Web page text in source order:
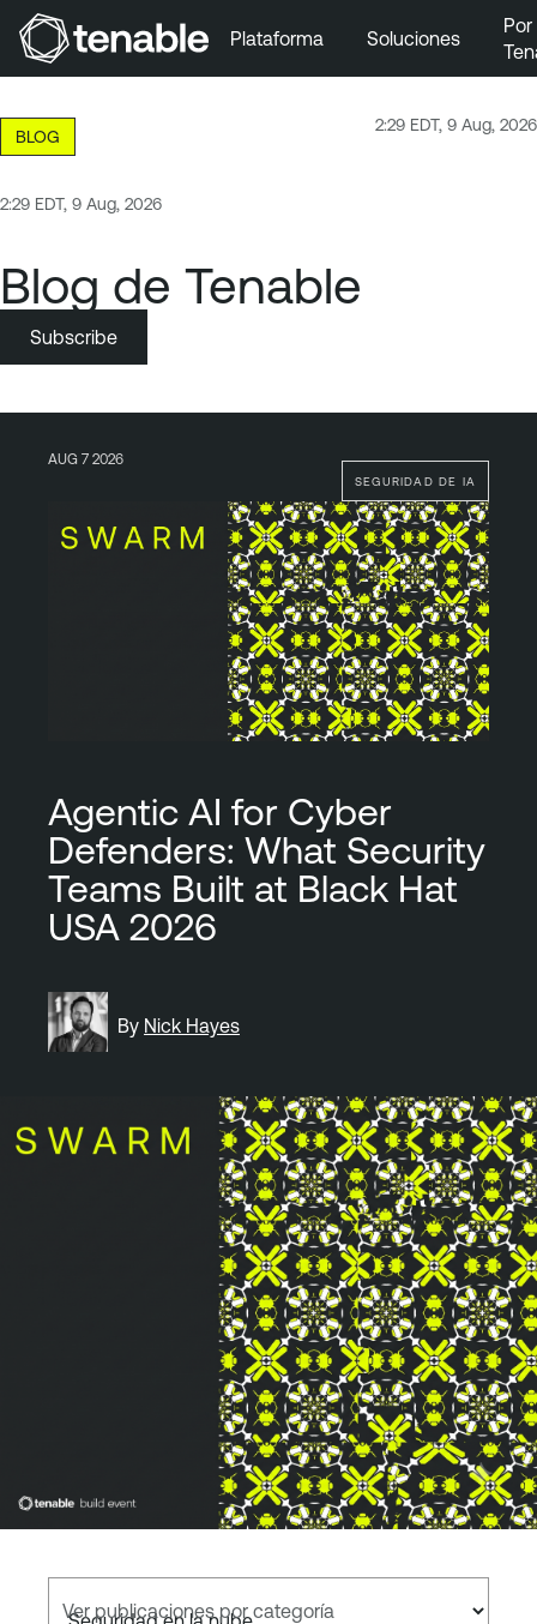
Ir al contenido principal
Ir al pie de página
Plataforma Soluciones
2:29 EDT, 9 Aug, 2026
BLOG
2:29 EDT, 9 Aug, 2026
Blog de Tenable
Subscribe
SEGURIDAD DE IA
AUG 7 2026
Agentic AI for Cyber
Defenders: What Security
Teams Built at Black Hat
USA 2026
By Nick Hayes
Ver publicaciones por categoría